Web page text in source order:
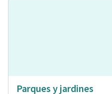
Parques y jardines